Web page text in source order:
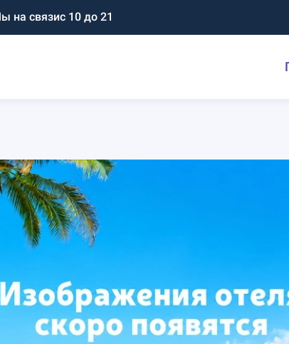
на связис 10 до 21